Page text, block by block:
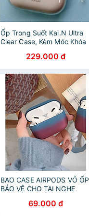
Ốp Trong Suốt Kai.N Ultra
Clear Case, Kèm Móc Khóa
HÀNG CHÍNH HÃNG
229.000 đ
BAO CASE AIRPODS VỎ ỐP
BẢO VỆ CHO TAI NGHE
AIRPODS PRO69.000 đ